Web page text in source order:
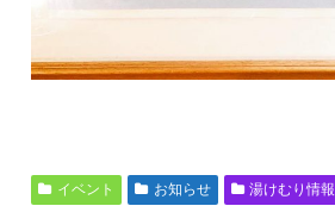
イベント お知らせ 湯けむり情報